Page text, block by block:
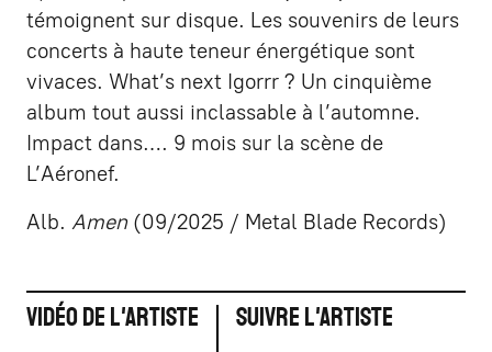
témoignent sur disque. Les souvenirs de leurs
concerts à haute teneur énergétique sont
vivaces. What’s next Igorrr ? Un cinquième
album tout aussi inclassable à l’automne.
Impact dans…. 9 mois sur la scène de
L’Aéronef.
Alb. Amen(09/2025 / Metal Blade Records)
Vidéo de l'artiste Suivre l'artiste